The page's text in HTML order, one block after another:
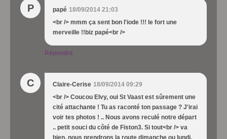
P papé 18/09/2014 21:03
<br /> mmm ça sent bon l'iode !!! le fort une
merveille !!biz papé<br />
Répondre
C Claire-Cerise 18/09/2014 09:29
<br /> Coucou Elvy, oui St Vaast est sûrement une
cité attachante ! Tu as raconté ton passage ? J'irai
voir tes photos ! .. Nous avons reculé notre départ
.. petit souci du côté de Fiston3. Si tout<br /> va
bien, nous prendrons la route dimanche ou lundi.